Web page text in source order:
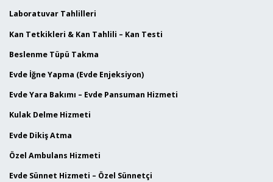
Laboratuvar Tahlilleri
Kan Tetkikleri & Kan Tahlili – Kan Testi
Beslenme Tüpü Takma
Evde İğne Yapma (Evde Enjeksiyon)
Evde Yara Bakımı – Evde Pansuman Hizmeti
Kulak Delme Hizmeti
Evde Dikiş Atma
Özel Ambulans Hizmeti
Evde Sünnet Hizmeti – Özel Sünnetçi